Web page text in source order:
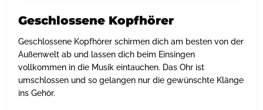
Geschlossene Kopfhörer
Geschlossene Kopfhörer schirmen dich am besten von der
Außenwelt ab und lassen dich beim Einsingen
vollkommen in die Musik eintauchen. Das Ohr ist
umschlossen und so gelangen nur die gewünschte Klänge
ins Gehör.